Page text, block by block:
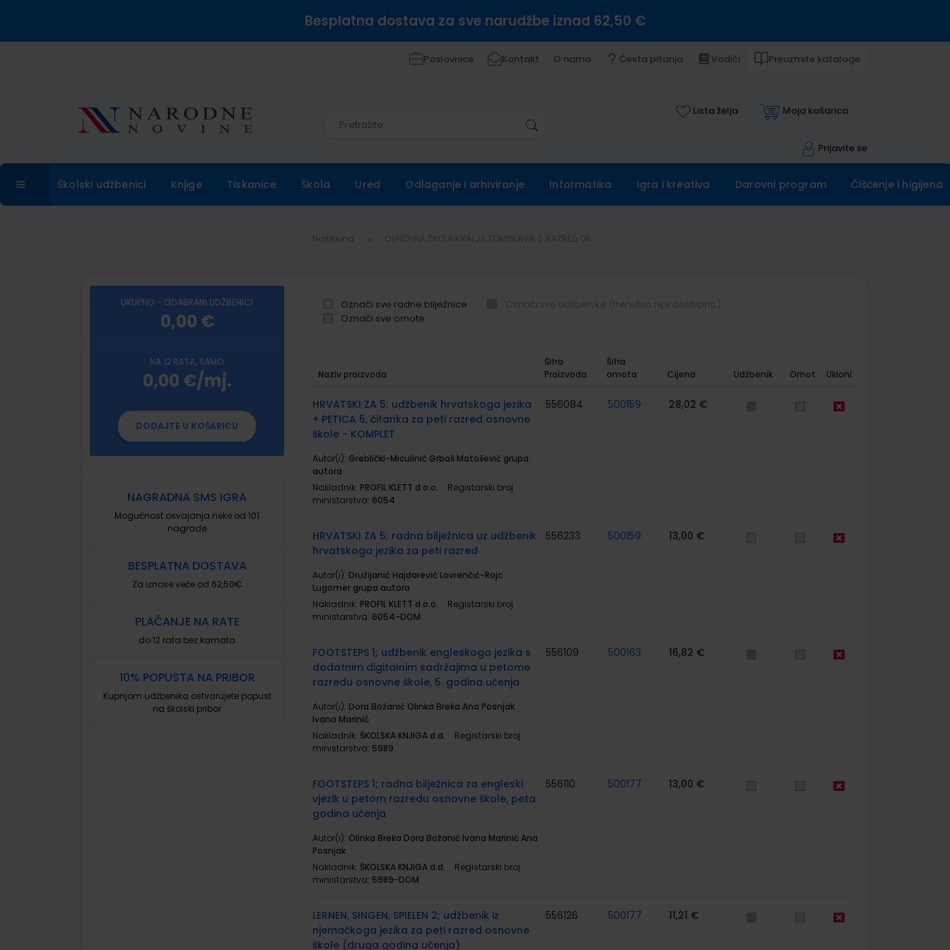
Besplatna dostava za sve narudžbe iznad 62,50 €
Poslovnice Kontakt O nama Česta pitanja Vodiči Preuzmite kataloge
Lista želja Moja košarica
Prijavite se
Školski udžbenici Knjige Tiskanice Škola Ured Odlaganje i arhiviranje Informatika Igra i kreativa Darovni program Čišćenje i higijena
Naslovna
UKUPNO - ODABRANI UDŽBENICI
0,00 €
NA 12 RATA, SAMO
0,00 €/mj.
DODAJTE U KOŠARICU
NAGRADNA SMS IGRA
Mogućnost osvajanja neke od 101
nagrade
BESPLATNA DOSTAVA
Za iznose veće od 62,50€
PLAĆANJE NA RATE
do 12 rata bez kamata
10% POPUSTA NA PRIBOR
Kupnjom udžbenika ostvarujete popust
na školski pribor
Označi sve radne bilježnice
Označi sve omote
proizvodi
Naziv proizvoda
Šifra
Proizvoda
Šifra
omota
Cijena Udžbenik Omot Ukloni
HRVATSKI ZA 5; udžbenik hrvatskoga jezika
+ PETICA 5, čitanka za peti razred osnovne
škole - KOMPLET
Autor(i): Greblički-Miculinić Grbaš Matošević grupa
autora
Nakladnik: PROFIL KLETT d.o.o.
Registarski broj
ministarstva: 6054
556084 500159 28,02 €
HRVATSKI ZA 5; radna bilježnica uz udžbenik
hrvatskoga jezika za peti razred
Autor(i): Družijanić Hajdarević Lovrenčić-Rojc
Lugomer grupa autora
Nakladnik: PROFIL KLETT d.o.o.
Registarski broj
ministarstva: 6054-DOM
556233 500159 13,00 €
FOOTSTEPS 1; udžbenik engleskoga jezika s
dodatnim digitalnim sadržajima u petome
razredu osnovne škole, 5. godina učenja
Autor(i): Dora Božanić Olinka Breka Ana Posnjak
Ivana Marinić
Nakladnik: ŠKOLSKA KNJIGA d.d.
Registarski broj
ministarstva: 5989
556109 500163 16,82 €
FOOTSTEPS 1; radna bilježnica za engleski
vjezik u petom razredu osnovne škole, peta
godina učenja
Autor(i): Olinka Breka Dora Božanić Ivana Marinić Ana
Posnjak
Nakladnik: ŠKOLSKA KNJIGA d.d.
Registarski broj
ministarstva: 5989-DOM
556110 500177 13,00 €
LERNEN, SINGEN, SPIELEN 2; udžbenik iz
njemačkoga jezika za peti razred osnovne
škole (druga godina učenja)
556126 500177 11,21 €